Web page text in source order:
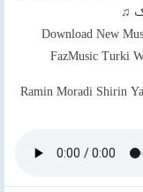
♫
Download New
FazMusic Turki